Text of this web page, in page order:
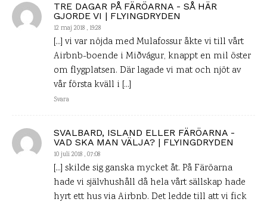
TRE DAGAR PÅ FÄRÖARNA - SÅ HÄR
GJORDE VI | FLYINGDRYDEN
12 maj 2018 , 19:28
[…] vi var nöjda med Mulafossur åkte vi till vårt
Airbnb-boende i Miðvágur, knappt en mil öster
om flygplatsen. Där lagade vi mat och njöt av
vår första kväll i […]
Svara
SVALBARD, ISLAND ELLER FÄRÖARNA -
VAD SKA MAN VÄLJA? | FLYINGDRYDEN
10 juli 2018 , 07:08
[…] skilde sig ganska mycket åt. På Färöarna
hade vi självhushåll då hela vårt sällskap hade
hyrt ett hus via Airbnb. Det ledde till att vi fick